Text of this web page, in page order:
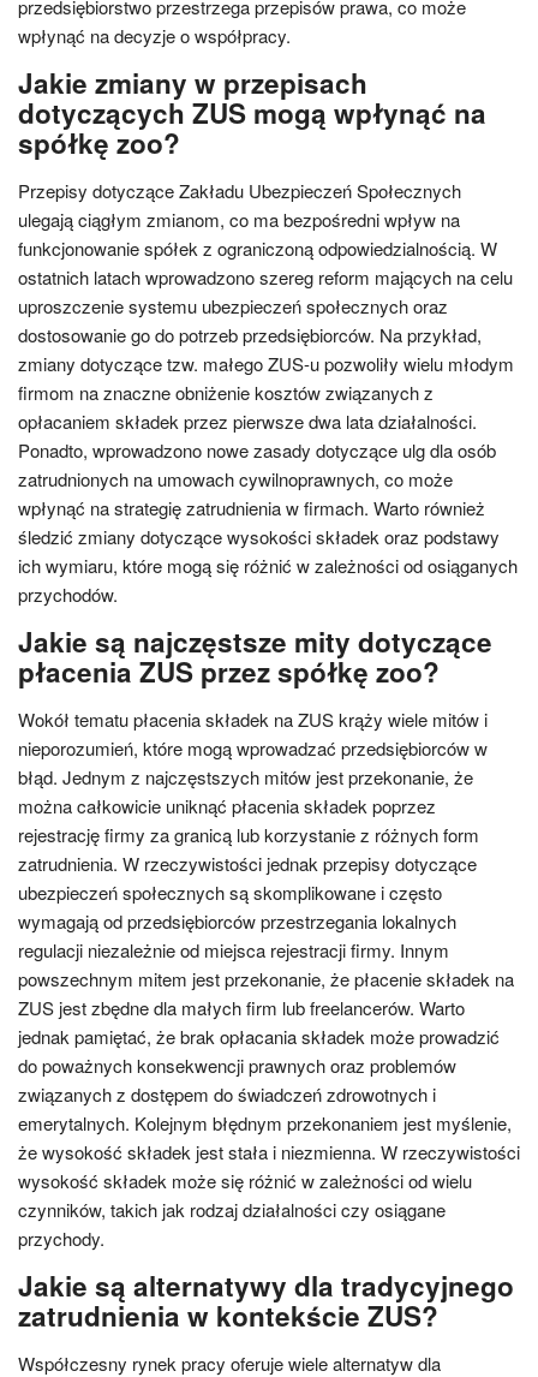
przedsiębiorstwo przestrzega przepisów prawa, co może
wpłynąć na decyzje o współpracy.
Jakie zmiany w przepisach
dotyczących ZUS mogą wpłynąć na
spółkę zoo?
Przepisy dotyczące Zakładu Ubezpieczeń Społecznych
ulegają ciągłym zmianom, co ma bezpośredni wpływ na
funkcjonowanie spółek z ograniczoną odpowiedzialnością. W
ostatnich latach wprowadzono szereg reform mających na celu
uproszczenie systemu ubezpieczeń społecznych oraz
dostosowanie go do potrzeb przedsiębiorców. Na przykład,
zmiany dotyczące tzw. małego ZUS-u pozwoliły wielu młodym
firmom na znaczne obniżenie kosztów związanych z
opłacaniem składek przez pierwsze dwa lata działalności.
Ponadto, wprowadzono nowe zasady dotyczące ulg dla osób
zatrudnionych na umowach cywilnoprawnych, co może
wpłynąć na strategię zatrudnienia w firmach. Warto również
śledzić zmiany dotyczące wysokości składek oraz podstawy
ich wymiaru, które mogą się różnić w zależności od osiąganych
przychodów.
Jakie są najczęstsze mity dotyczące
płacenia ZUS przez spółkę zoo?
Wokół tematu płacenia składek na ZUS krąży wiele mitów i
nieporozumień, które mogą wprowadzać przedsiębiorców w
błąd. Jednym z najczęstszych mitów jest przekonanie, że
można całkowicie uniknąć płacenia składek poprzez
rejestrację firmy za granicą lub korzystanie z różnych form
zatrudnienia. W rzeczywistości jednak przepisy dotyczące
ubezpieczeń społecznych są skomplikowane i często
wymagają od przedsiębiorców przestrzegania lokalnych
regulacji niezależnie od miejsca rejestracji firmy. Innym
powszechnym mitem jest przekonanie, że płacenie składek na
ZUS jest zbędne dla małych firm lub freelancerów. Warto
jednak pamiętać, że brak opłacania składek może prowadzić
do poważnych konsekwencji prawnych oraz problemów
związanych z dostępem do świadczeń zdrowotnych i
emerytalnych. Kolejnym błędnym przekonaniem jest myślenie,
że wysokość składek jest stała i niezmienna. W rzeczywistości
wysokość składek może się różnić w zależności od wielu
czynników, takich jak rodzaj działalności czy osiągane
przychody.
Jakie są alternatywy dla tradycyjnego
zatrudnienia w kontekście ZUS?
Współczesny rynek pracy oferuje wiele alternatyw dla